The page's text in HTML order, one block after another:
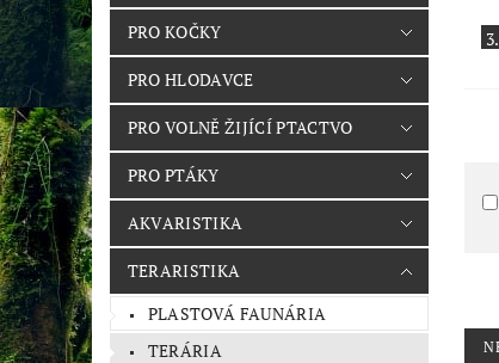
PRO KOČKY
PRO HLODAVCE
PRO VOLNĚ ŽIJÍCÍ PTACTVO
PRO PTÁKY
AKVARISTIKA
TERARISTIKA
PLASTOVÁ FAUNÁRIA
TERÁRIA
3.